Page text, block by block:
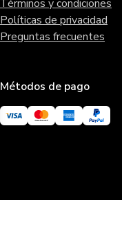
Términos y condiciones
Políticas de privacidad
Preguntas frecuentes
Métodos de pago